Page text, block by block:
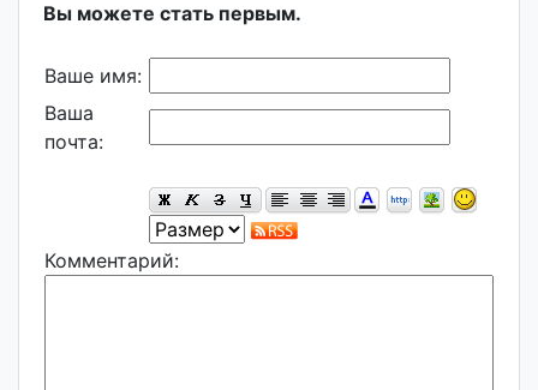
Вы можете стать первым.
Ваше имя:
Ваша
почта:
Комментарий: